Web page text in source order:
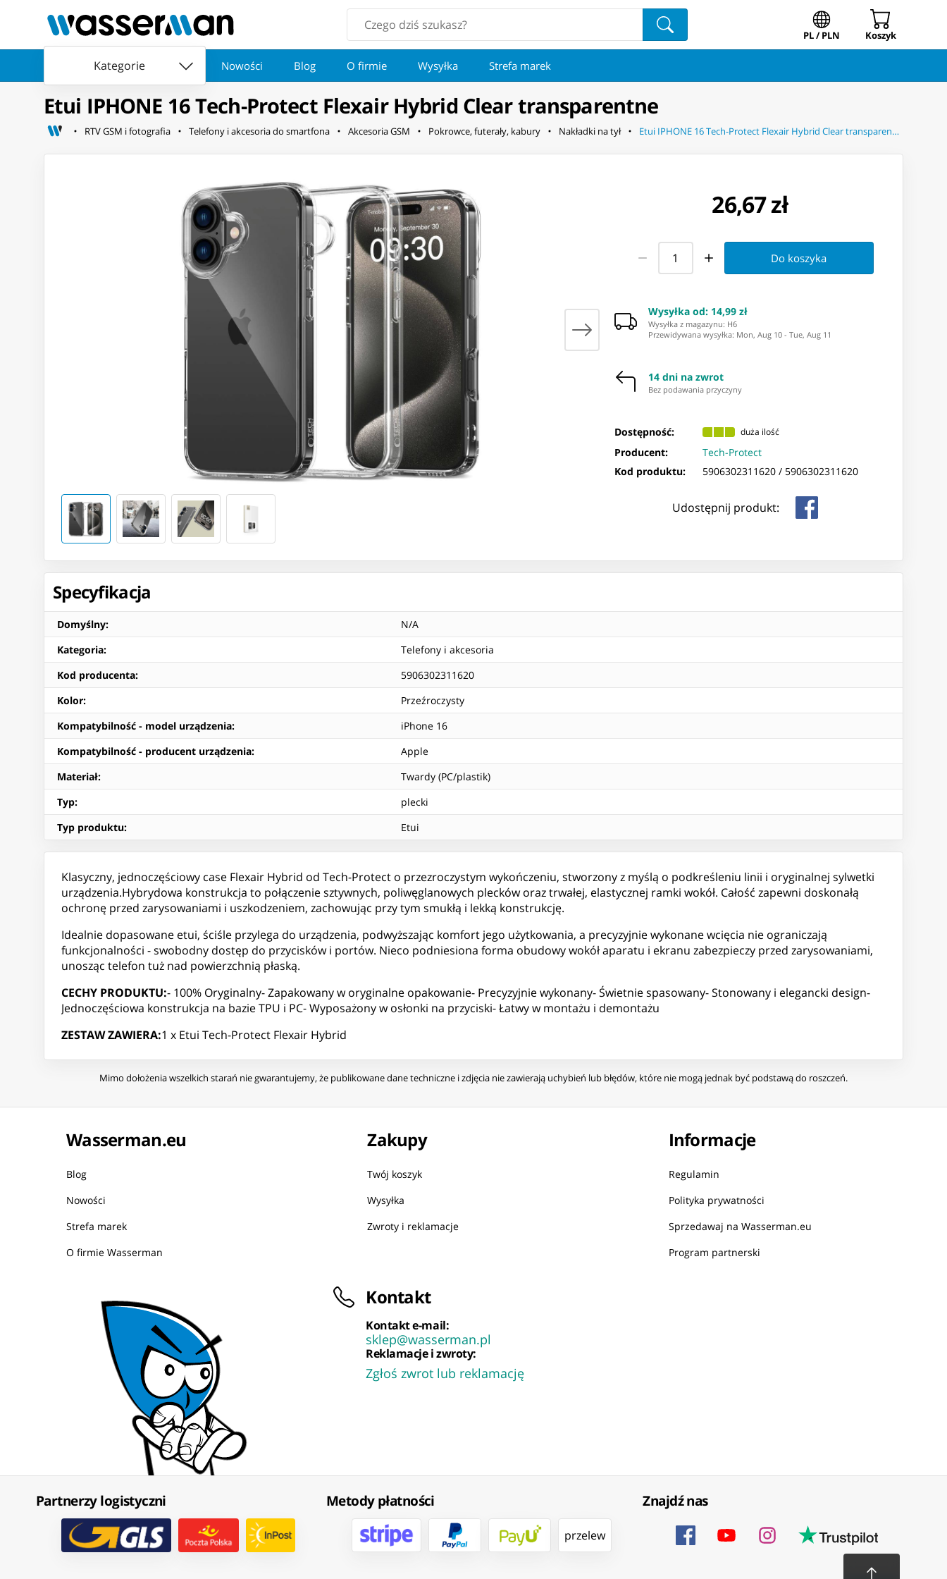
PL / PLN Koszyk
Kategorie Nowości Blog O firmie Wysyłka Strefa marek
Etui IPHONE 16 Tech-Protect Flexair Hybrid Clear transparentne
RTV GSM i fotografia Telefony i akcesoria do smartfona Akcesoria GSM Pokrowce, futerały, kabury Nakładki na tył Etui IPHONE 16 Tech-Protect Flexair Hybrid Clear transparentne
26,67 zł
Do koszyka
Wysyłka od: 14,99 zł
Wysyłka z magazynu: ⁨H6⁩
Przewidywana wysyłka: Mon, Aug 10 -Tue, Aug 11
14 dni na zwrot
Bez podawania przyczyny
Dostępność: duża ilość
Producent:
Tech-Protect
Kod produktu:
5906302311620 / 5906302311620
Udostępnij produkt:
Specyfikacja
Domyślny:
N/A
Kategoria:
Telefony i akcesoria
Kod producenta:
5906302311620
Kolor:
Przeźroczysty
Kompatybilność - model urządzenia:
iPhone 16
Kompatybilność - producent urządzenia:
Apple
Materiał:
Twardy (PC/plastik)
Typ:
plecki
Typ produktu: Etui
Klasyczny, jednoczęściowy case Flexair Hybrid od Tech-Protect o przezroczystym wykończeniu, stworzony z myślą o podkreśleniu linii i oryginalnej sylwetki
urządzenia.Hybrydowa konstrukcja to połączenie sztywnych, poliwęglanowych plecków oraz trwałej, elastycznej ramki wokół. Całość zapewni doskonałą
ochronę przed zarysowaniami i uszkodzeniem, zachowując przy tym smukłą i lekką konstrukcję.
Idealnie dopasowane etui, ściśle przylega do urządzenia, podwyższając komfort jego użytkowania, a precyzyjnie wykonane wcięcia nie ograniczają
funkcjonalności - swobodny dostęp do przycisków i portów. Nieco podniesiona forma obudowy wokół aparatu i ekranu zabezpieczy przed zarysowaniami,
unosząc telefon tuż nad powierzchnią płaską.
CECHY PRODUKTU:- 100% Oryginalny- Zapakowany w oryginalne opakowanie- Precyzyjnie wykonany- Świetnie spasowany- Stonowany i elegancki design-
Jednoczęściowa konstrukcja na bazie TPU i PC- Wyposażony w osłonki na przyciski- Łatwy w montażu i demontażu
ZESTAW ZAWIERA:1 x Etui Tech-Protect Flexair Hybrid
Mimo dołożenia wszelkich starań nie gwarantujemy, że publikowane dane techniczne i zdjęcia nie zawierają uchybień lub błędów, które nie mogą jednak być podstawą do roszczeń.
Wasserman.eu
Blog
Nowości
Strefa marek
O firmie Wasserman
Zakupy
Twój koszyk
Wysyłka
Zwroty i reklamacje
Informacje
Regulamin
Polityka prywatności
Sprzedawaj na Wasserman.eu
Program partnerski
Kontakt
Kontakt e-mail:
sklep@wasserman.pl
Reklamacje i zwroty:
Zgłoś zwrot lub reklamację
Partnerzy logistyczni Metody płatności
przelew
Znajdź nas